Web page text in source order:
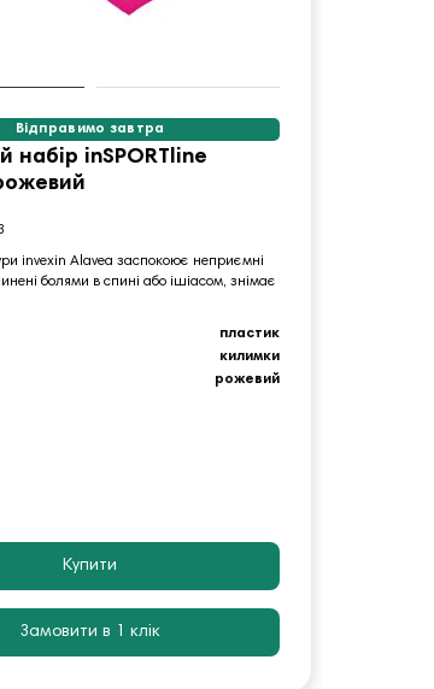
Відправимо завтра
набір inSPORTline
invexin Alavea заспокоює неприємні
болями в спині або ішіасом, знімає
пластик
килимки
рожевий
Купити
Замовити в 1 клік